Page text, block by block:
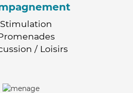
Stimulation
/ Loisirs